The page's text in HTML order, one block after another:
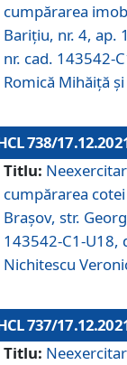
cumpărarea
Barițiu, nr. 4, ap.
nr. cad. 143542-
Romică Mihăiță
738/
Titlu:
cumpărarea
Braşov, str.
143542-C1-U18,
Nichitescu
737/
Titlu: